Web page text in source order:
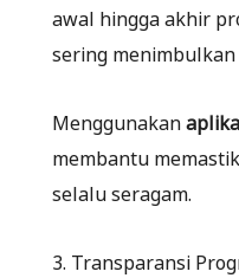
awal hingga akhir
sering
Menggunakan
membantu
selalu seragam.
3. Transparansi